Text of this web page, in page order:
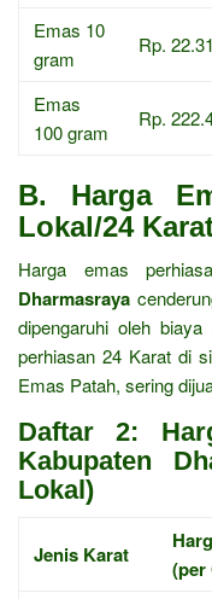
Emas 10
gram
Rp.
Emas
100 gram
Rp.
B. Harga
Lokal/24
Harga emas
Dharmasraya
dipengaruhi oleh
perhiasan 24 Karat di
Emas Patah, sering
Daftar 2:
Kabupaten
Lokal)
Jenis Karat
(per